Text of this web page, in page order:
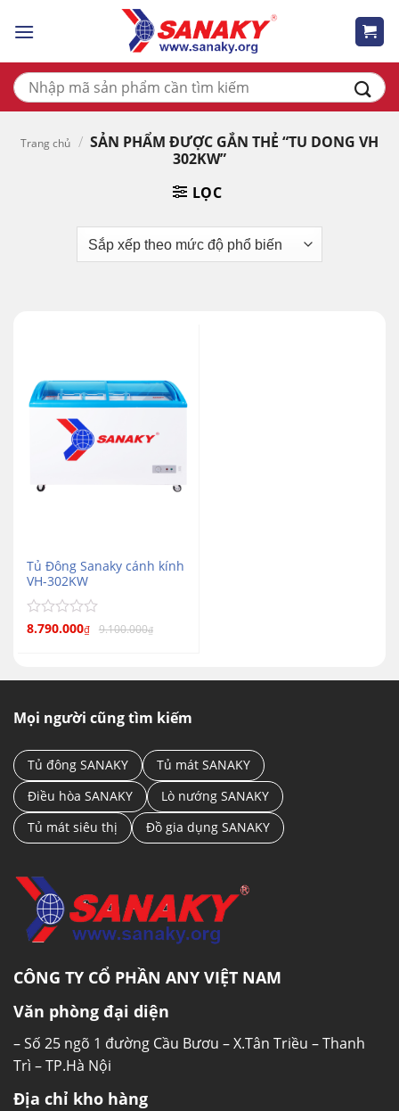
Tìm
kiếm:
Trang chủ / SẢN PHẨM ĐƯỢC GẮN THẺ “TU DONG VH
302KW”
LỌC
Tủ Đông Sanaky cánh kính
VH-302KW
Được
5
8.790.000₫ 9.100.000₫
Mọi người cũng tìm kiếm
Tủ đông SANAKY
Tủ mát SANAKY
Điều hòa SANAKY
Lò nướng SANAKY
Tủ mát siêu thị
Đồ gia dụng SANAKY
CÔNG TY CỔ PHẦN ANY VIỆT NAM
Văn phòng đại diện
– Số 25 ngõ 1 đường Cầu Bươu – X.Tân Triều – Thanh
Trì – TP.Hà Nội
Địa chỉ kho hàng